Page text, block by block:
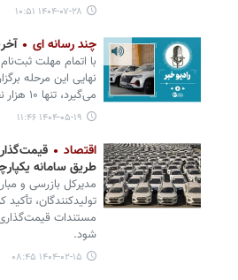
۱۴۰۴-۰۷-۲۸ ۱۰:۵۱
چند رسانه ای
نهایی این مرحله
می‌گیرد، تنها ۱۰ هزار نفر از میان ۳۹ مدل خودروی عرضه‌شده، شانس برنده شدن را خواهند داشت.
۱۴۰۴-۰۵-۱۹ ۱۱:۴۶
اقتصاد
طریق سامانه
مدیرکل بازرسی و
تولیدکنندگان،
مستندات قیمت‌گذاری
شود.
۱۴۰۴-۰۲-۱۵ ۰۸:۴۵